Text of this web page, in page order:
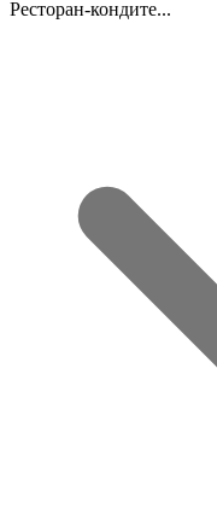
Ресторан-кондите...